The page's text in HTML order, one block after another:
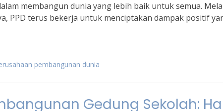
membangun dunia yang lebih baik untuk semua.
PPD terus bekerja untuk menciptakan dampak positif
pembangunan dunia
Gedung Sekolah: